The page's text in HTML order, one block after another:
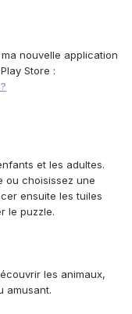
nouvelle application
Store :
et les adultes.
ou choisissez une
ensuite les tuiles
le puzzle.
les animaux,
amusant.